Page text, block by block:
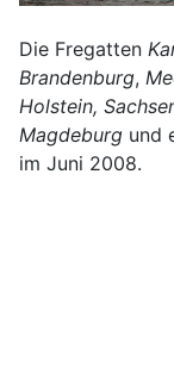
Die Fregatten
Brandenburg,
Holstein,
Magdeburg und
im Juni 2008.